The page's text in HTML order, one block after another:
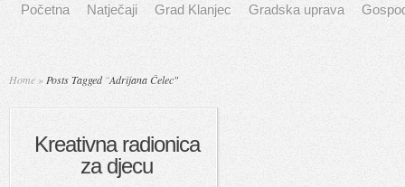
Početna Natječaji Grad Klanjec Gradska uprava
Home » Posts Tagged"Adrijana Čelec"
Kreativna radionica
za djecu